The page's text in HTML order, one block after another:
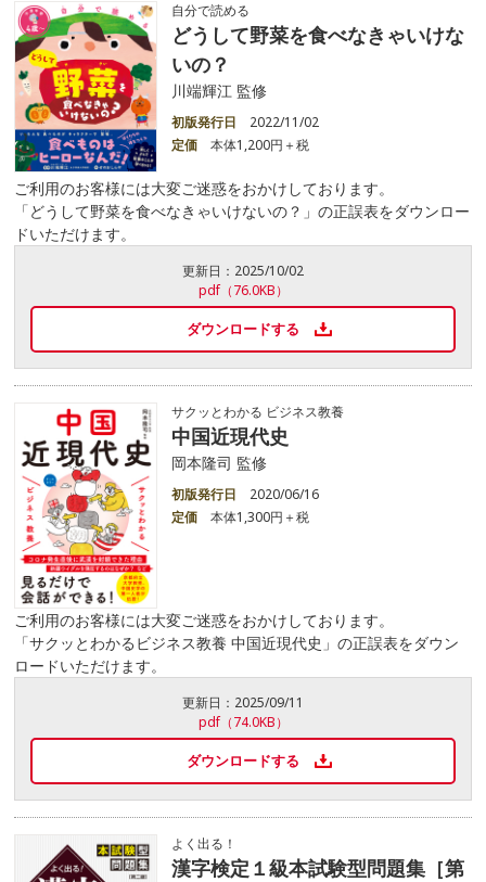
自分で読める
どうして野菜を食べなきゃいけな
いの？
川端輝江 監修
初版発行日
2022/11/02
定価
本体1,200円＋税
ご利用のお客様には大変ご迷惑をおかけしております。
「どうして野菜を食べなきゃいけないの？」の正誤表をダウンロー
ドいただけます。
更新日： 2025/10/02
pdf（76.0KB）
ダウンロードする
サクッとわかる ビジネス教養
中国近現代史
岡本隆司 監修
初版発行日
2020/06/16
定価
本体1,300円＋税
ご利用のお客様には大変ご迷惑をおかけしております。
「サクッとわかるビジネス教養 中国近現代史」の正誤表をダウン
ロードいただけます。
更新日： 2025/09/11
pdf（74.0KB）
ダウンロードする
よく出る！
漢字検定１級本試験型問題集［第